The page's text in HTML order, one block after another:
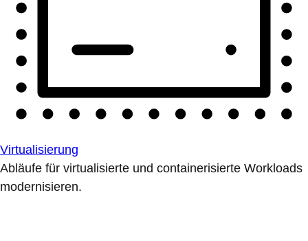
Virtualisierung
Abläufe für virtualisierte und containerisierte Workloads
modernisieren.